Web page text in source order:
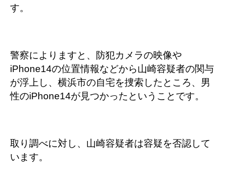
す。
警察によりますと、防犯カメラの映像や
iPhone14の位置情報などから山崎容疑者の関与
が浮上し、横浜市の自宅を捜索したところ、男
性のiPhone14が見つかったということです。
取り調べに対し、山崎容疑者は容疑を否認して
います。